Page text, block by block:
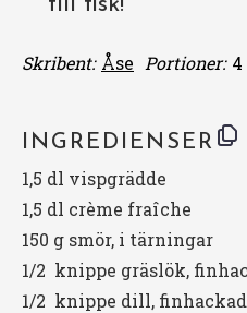
Skribent: Åse Portioner: 4
INGREDIENSER
1,5 dl vispgrädde
1,5 dl crème fraîche
150 g smör, i tärningar
1/2 knippe gräslök,
1/2 knippe dill, finhackad